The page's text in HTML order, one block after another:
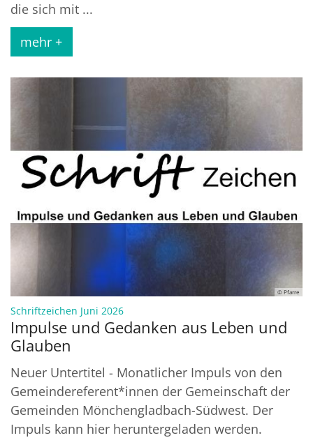
die sich mit ...
mehr +
© Pfarre
Schriftzeichen Juni 2026:
Impulse und Gedanken aus Leben und
Glauben
Neuer Untertitel - Monatlicher Impuls von den
Gemeindereferent*innen der Gemeinschaft der
Gemeinden Mönchengladbach-Südwest. Der
Impuls kann hier heruntergeladen werden.